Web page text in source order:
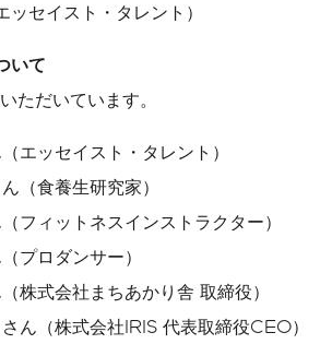
セイスト・タレント）
いて
ただいています。
エッセイスト・タレント）
（食養生研究家）
フィットネスインストラクター）
プロダンサー）
株式会社まちあかり舎 取締役）
ん（株式会社IRIS 代表取締役CEO）